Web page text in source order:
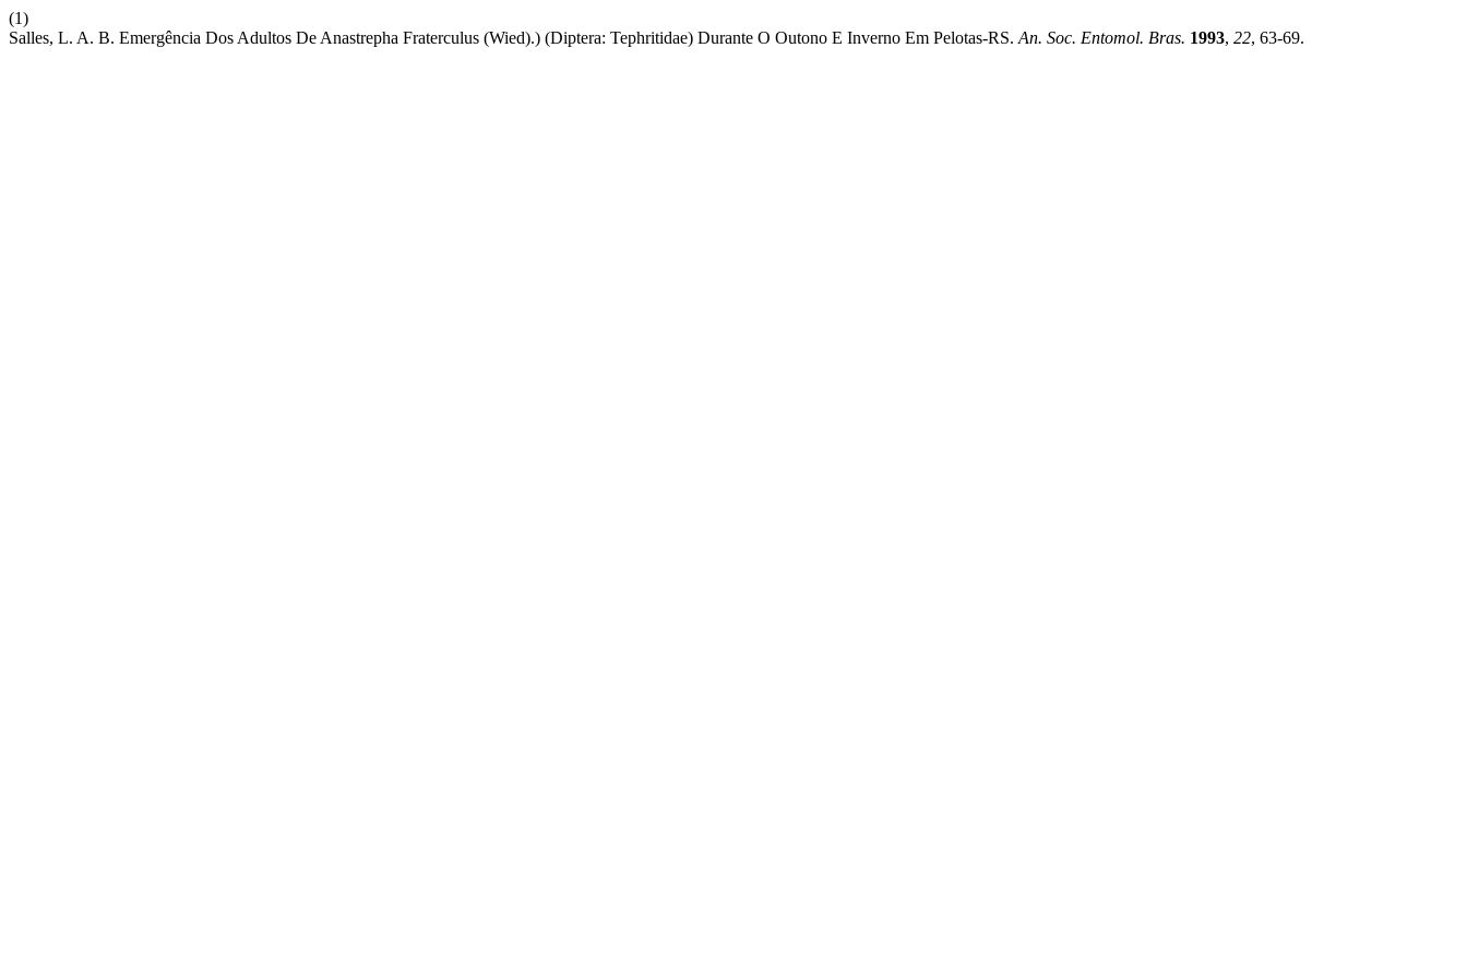
(1)
Salles, L. A. B. Emergência Dos Adultos De Anastrepha Fraterculus (Wied).) (Diptera: Tephritidae) Durante O Outono E Inverno Em Pelotas-RS. An. Soc. Entomol. Bras. 1993, 22, 63-69.